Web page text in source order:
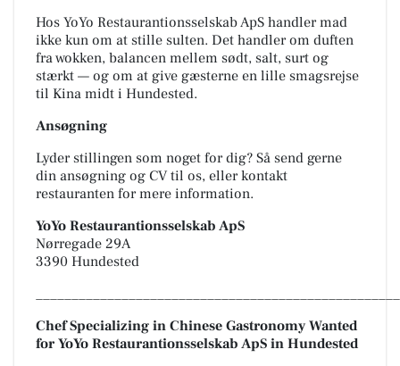
Hos YoYo Restaurantionsselskab ApS handler mad
ikke kun om at stille sulten. Det handler om duften
fra wokken, balancen mellem sødt, salt, surt og
stærkt — og om at give gæsterne en lille smagsrejse
til Kina midt i Hundested.
Ansøgning
Lyder stillingen som noget for dig? Så send gerne
din ansøgning og CV til os, eller kontakt
restauranten for mere information.
YoYo Restaurantionsselskab ApS
Nørregade 29A
3390 Hundested
Chef Specializing in Chinese Gastronomy Wanted
for YoYo Restaurantionsselskab ApS in Hundested